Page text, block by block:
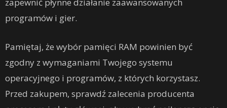
zapewnić płynne działanie zaawansowanych
programów i gier.
Pamiętaj, że wybór pamięci RAM powinien być
zgodny z wymaganiami Twojego systemu
operacyjnego i programów, z których korzystasz.
Przed zakupem, sprawdź zalecenia producenta